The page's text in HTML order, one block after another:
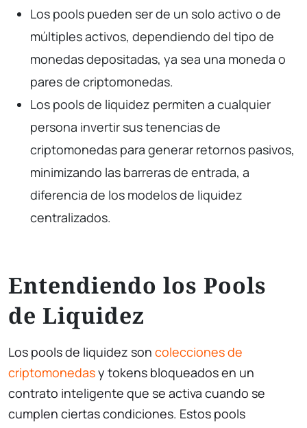
Los pools pueden ser de un solo activo o de
múltiples activos, dependiendo del tipo de
monedas depositadas, ya sea una moneda o
pares de criptomonedas.
Los pools de liquidez permiten a cualquier
persona invertir sus tenencias de
criptomonedas para generar retornos pasivos,
minimizando las barreras de entrada, a
diferencia de los modelos de liquidez
centralizados.
Entendiendo los Pools
de Liquidez
Los pools de liquidez son colecciones de
criptomonedasy tokens bloqueados en un
contrato inteligente que se activa cuando se
cumplen ciertas condiciones. Estos pools